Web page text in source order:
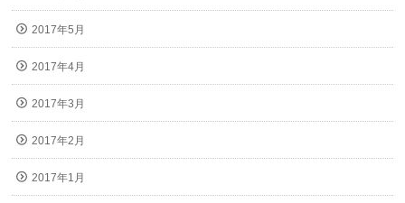
2017年5月
2017年4月
2017年3月
2017年2月
2017年1月